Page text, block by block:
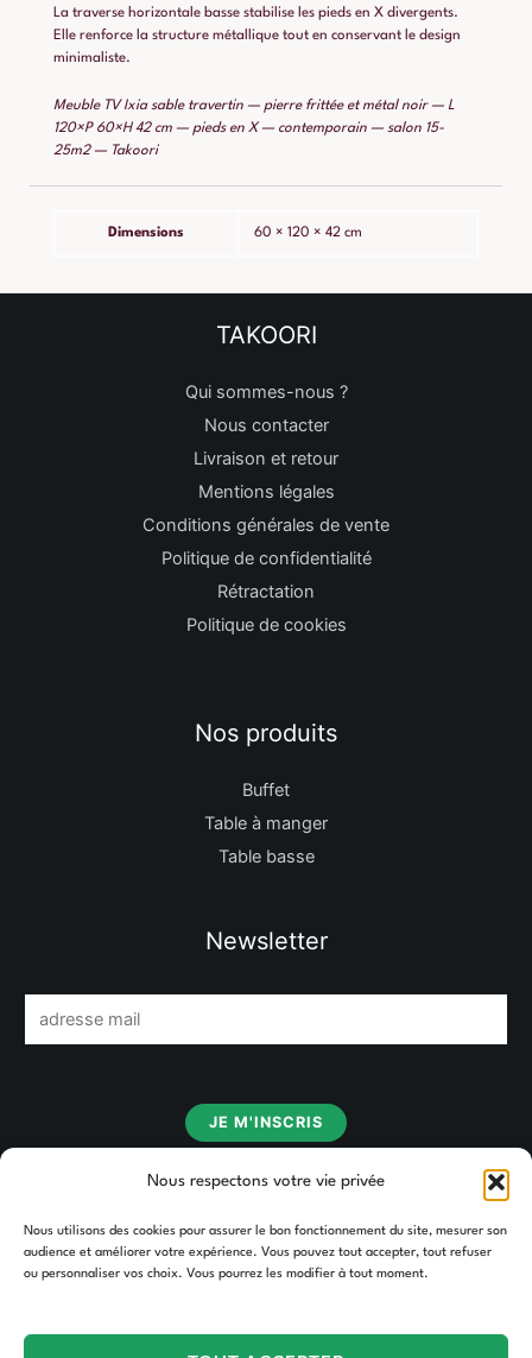
Nous respectons votre vie privée
Nous utilisons des cookies pour assurer le bon fonctionnement du site, mesurer son
audience et améliorer votre expérience. Vous pouvez tout accepter, tout refuser
ou personnaliser vos choix. Vous pourrez les modifier à tout moment.
La traverse horizontale basse stabilise les pieds en X divergents.
Elle renforce la structure métallique tout en conservant le design
minimaliste.
Meuble TV Ixia sable travertin — pierre frittée et métal noir — L
120×P 60×H 42 cm — pieds en X — contemporain — salon 15-
25m2 — Takoori
Dimensions 60 × 120 × 42 cm
TAKOORI
Qui sommes-nous ?
Nous contacter
Livraison et retour
Mentions légales
Conditions générales de vente
Politique de confidentialité
Rétractation
Politique de cookies
Nos produits
Buffet
Table à manger
Table basse
Newsletter
m
JE M'INSCRIS